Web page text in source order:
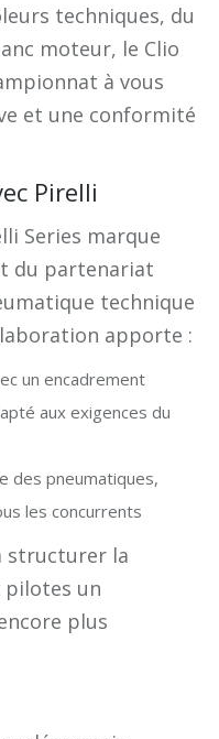
techniques, du
moteur, le Clio
à vous
et une conformité
Pirelli
Series marque
du partenariat
technique
apporte :
un encadrement
aux exigences du
des pneumatiques,
les concurrents
structurer la
un
plus